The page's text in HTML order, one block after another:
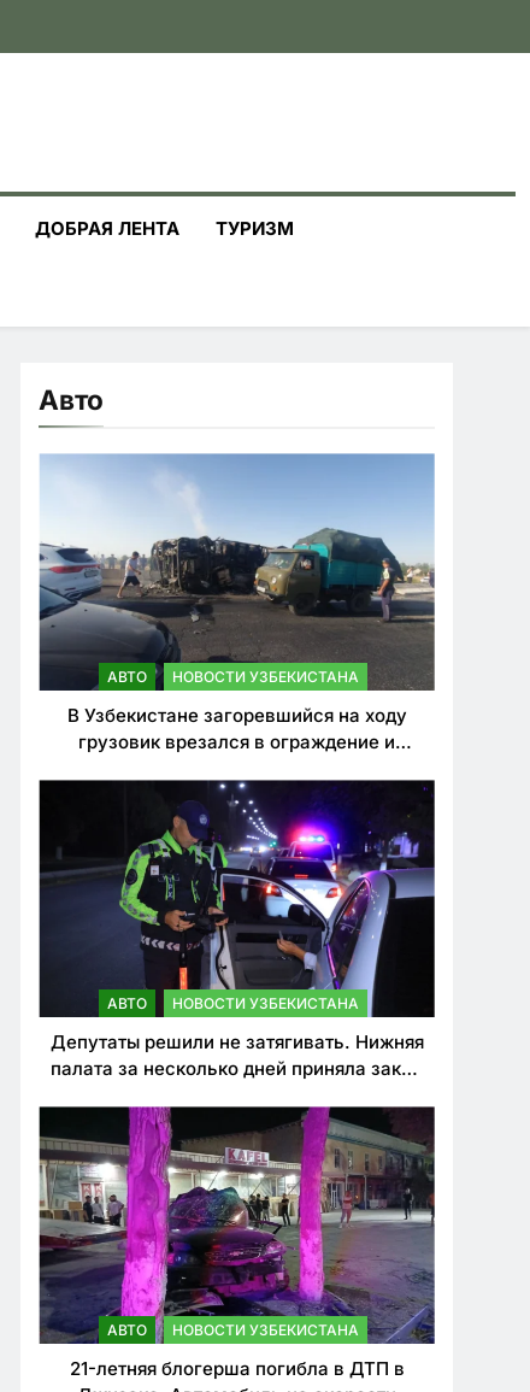
ДОБРАЯ ЛЕНТА ТУРИЗМ
Авто
АВТО НОВОСТИ УЗБЕКИСТАНА
В Узбекистане загоревшийся на ходу
грузовик врезался в ограждение и
АВТО НОВОСТИ УЗБЕКИСТАНА
Депутаты решили не затягивать. Нижняя
палата за несколько дней приняла закон
нарушителей ПДД
АВТО НОВОСТИ УЗБЕКИСТАНА
21-летняя блогерша погибла в ДТП в